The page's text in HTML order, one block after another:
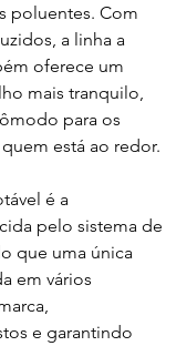
poluentes. Com
a linha a
oferece um
mais tranquilo,
para os
está ao redor.
é a
pelo sistema de
que uma única
em vários
e garantindo